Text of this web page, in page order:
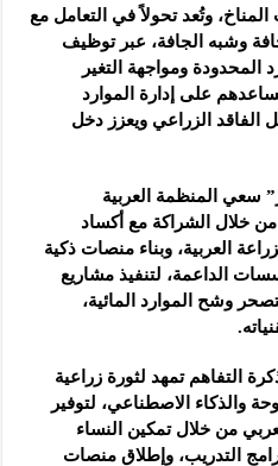
وتُعد تحولاً في التعامل مع
وشبه الجافة، عبر توظيف
المحدودة ومواجهة التغير
على إدارة الموارد
الفاقد الزراعي ويعزز دخل
سعي المنظمة العربية
من خلال الشراكة مع أكساد
العربية، وبناء منصات ذكية
الداعمة، لتنفيذ مشاريع
وشح الموارد المائية،
التفاهم تمهد لثورة زراعية
والذكاء الاصطناعي، لتوفير
من خلال تمكين النساء
التدريب، وإطلاق منصات